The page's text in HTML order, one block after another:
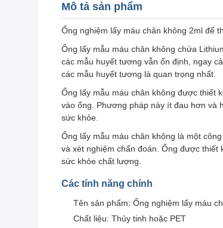
Mô tả sản phẩm
Ống nghiệm lấy máu chân không 2ml để
Ống lấy mẫu máu chân không chứa
các mẫu huyết tương vẫn ổn định, ngay
các mẫu huyết tương là quan trọng nhất.
Ống lấy mẫu máu chân không được thiết
vào ống. Phương pháp này ít đau hơn và
sức khỏe.
Ống lấy mẫu máu chân không là một
và xét nghiệm chẩn đoán. Ống được thiết
sức khỏe chất lượng.
Các tính năng chính
Tên sản phẩm: Ống nghiệm lấy máu
Chất liệu: Thủy tinh hoặc PET